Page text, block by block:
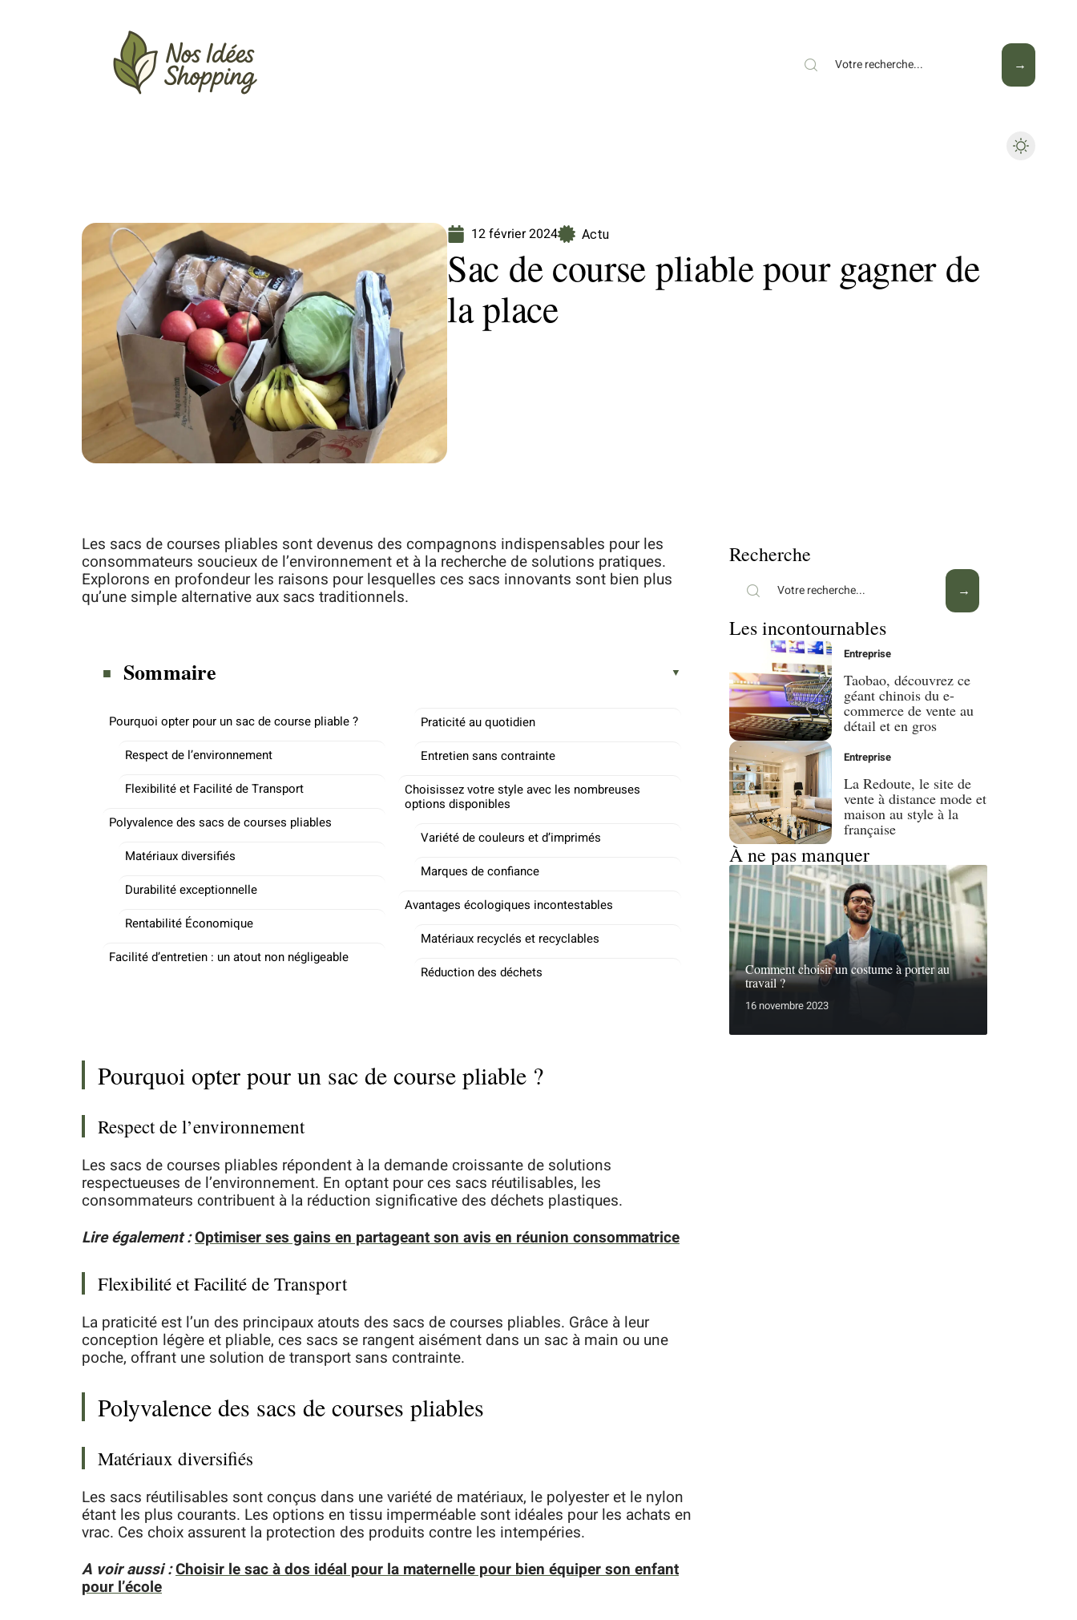
12 février 2024 Actu
Sac de course pliable pour gagner de
la place
Les sacs de courses pliables sont devenus des compagnons indispensables pour les
consommateurs soucieux de l’environnement et à la recherche de solutions pratiques.
Explorons en profondeur les raisons pour lesquelles ces sacs innovants sont bien plus
qu’une simple alternative aux sacs traditionnels.
Sommaire
Pourquoi opter pour un sac de course pliable ?
Respect de l’environnement
Flexibilité et Facilité de Transport
Polyvalence des sacs de courses pliables
Matériaux diversifiés
Durabilité exceptionnelle
Rentabilité Économique
Facilité d’entretien : un atout non négligeable
Praticité au quotidien
Entretien sans contrainte
Choisissez votre style avec les nombreuses
options disponibles
Variété de couleurs et d’imprimés
Marques de confiance
Avantages écologiques incontestables
Matériaux recyclés et recyclables
Réduction des déchets
Pourquoi opter pour un sac de course pliable ?
Respect de l’environnement
Les sacs de courses pliables répondent à la demande croissante de solutions
respectueuses de l’environnement. En optant pour ces sacs réutilisables, les
consommateurs contribuent à la réduction significative des déchets plastiques.
Lire également :Optimiser ses gains en partageant son avis en réunion consommatrice
Flexibilité et Facilité de Transport
La praticité est l’un des principaux atouts des sacs de courses pliables. Grâce à leur
conception légère et pliable, ces sacs se rangent aisément dans un sac à main ou une
poche, offrant une solution de transport sans contrainte.
Polyvalence des sacs de courses pliables
Matériaux diversifiés
Les sacs réutilisables sont conçus dans une variété de matériaux, le polyester et le nylon
étant les plus courants. Les options en tissu imperméable sont idéales pour les achats en
vrac. Ces choix assurent la protection des produits contre les intempéries.
A voir aussi :Choisir le sac à dos idéal pour la maternelle pour bien équiper son enfant
pour l’école
Recherche
Les incontournables
Entreprise
Taobao, découvrez ce
géant chinois du e-
commerce de vente au
détail et en gros
Entreprise
La Redoute, le site de
vente à distance mode et
maison au style à la
française
À ne pas manquer
Comment choisir un costume à porter au
travail ?
16 novembre 2023